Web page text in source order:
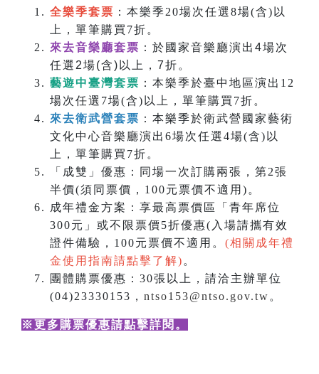
全樂季套票 ：本樂季20場次任選8場(含)以
上，單筆購買7折。
來去音樂廳套票 ：於國家音樂廳演出4場次
任選2場(含)以上，7折。
藝遊中臺灣套票 ：本樂季於臺中地區演出12
場次任選7場(含)以上，單筆購買7折。
來去衛武營套票 ：本樂季於衛武營國家藝術
文化中心音樂廳演出6場次任選4場(含)以
上，單筆購買7折。
「成雙」優惠：同場一次訂購兩張，第2張
半價(須同票價，100元票價不適用)。
成年禮金方案：享最高票價區「青年席位
300元」或不限票價5折優惠(入場請攜有效
證件備驗，100元票價不適用。 (相關成年禮
金使用指南請點擊了解) 。
團體購票優惠：30張以上，請洽主辦單位
(04)23330153， ntso153@ntso.gov.tw 。
※更多購票優惠請點擊詳閱 。